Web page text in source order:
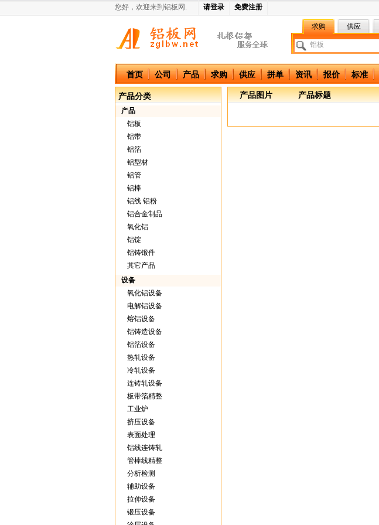
您好，欢迎来到铝板网. 请登录 免费注册
中国铝板网
求购 供应
首页 公司 产品 求购 供应 拼单 资讯 报价 标准
产品分类
产品
铝板
铝带
铝箔
铝型材
铝管
铝棒
铝线 铝粉
铝合金制品
氧化铝
铝锭
铝铸锻件
其它产品
设备
氧化铝设备
电解铝设备
熔铝设备
铝铸造设备
铝箔设备
热轧设备
冷轧设备
连铸轧设备
板带箔精整
工业炉
挤压设备
表面处理
铝线连铸轧
管棒线精整
分析检测
辅助设备
拉伸设备
锻压设备
产品图片 产品标题